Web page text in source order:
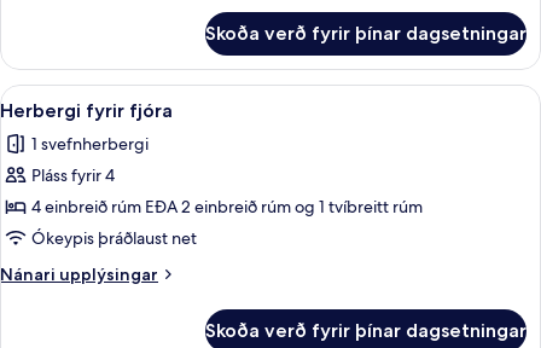
Skoða verð fyrir þínar dagsetningar
Skoða
allar
myndir
fyrir
Herbergi
fyrir
fjóra
Herbergi fyrir fjóra | Öryggishólf í
25
Herbergi fyrir fjóra
1 svefnherbergi
Pláss fyrir 4
4 einbreið rúm EÐA 2 einbreið rúm og 1 tvíbreitt rúm
Ókeypis þráðlaust net
Nánari upplýsingar
Nánari
Skoða verð fyrir þínar dagsetningar